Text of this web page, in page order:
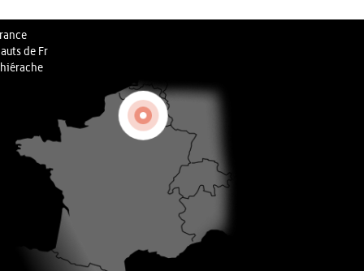
de Fr